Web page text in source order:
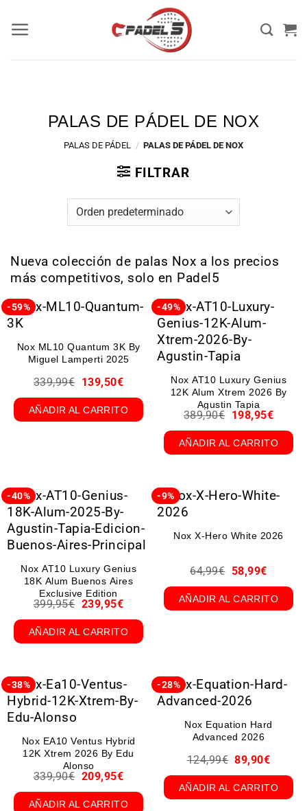
PALAS DE PÁDEL DE NOX
PALAS DE PÁDEL / PALAS DE PÁDEL DE NOX
FILTRAR
Nueva colección de palas Nox a los precios
más competitivos, solo en Padel5
-59%
Nox ML10 Quantum 3K By
Miguel Lamperti 2025
339,99€ 139,50€
AÑADIR AL CARRITO
-49%
Nox AT10 Luxury Genius
12K Alum Xtrem 2026 By
Agustin Tapia
389,90€ 198,95€
AÑADIR AL CARRITO
-40%
Nox AT10 Luxury Genius
18K Alum Buenos Aires
Exclusive Edition
399,95€ 239,95€
AÑADIR AL CARRITO
-9%
Nox X-Hero White 2026
64,99€ 58,99€
AÑADIR AL CARRITO
-38%
Nox EA10 Ventus Hybrid
12K Xtrem 2026 By Edu
Alonso
339,90€ 209,95€
AÑADIR AL CARRITO
-28%
Nox Equation Hard
Advanced 2026
124,99€ 89,90€
AÑADIR AL CARRITO